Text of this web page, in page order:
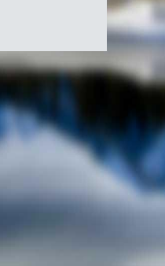
du
Canada